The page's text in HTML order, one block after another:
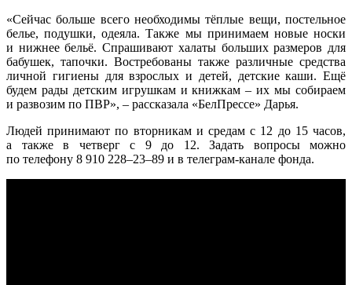
«Сейчас больше всего необходимы тёплые вещи, постельное
белье, подушки, одеяла. Также мы принимаем новые носки
и нижнее бельё. Спрашивают халаты больших размеров для
бабушек, тапочки. Востребованы также различные средства
личной гигиены для взрослых и детей, детские каши. Ещё
будем рады детским игрушкам и книжкам – их мы собираем
и развозим по ПВР», – рассказала «БелПрессе» Дарья.
Людей принимают по вторникам и средам с 12 до 15 часов,
а также в четверг с 9 до 12. Задать вопросы можно
по телефону 8 910 228–23–89 и в телеграм-канале фонда.